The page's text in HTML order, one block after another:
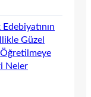
Güzel
Neler